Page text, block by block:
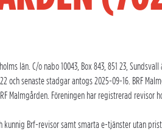
län. C/o nabo 10043, Box 843, 851 23,
och senaste stadgar antogs 2025-09-16. BRF
Malmgården. Föreningen har registrerad revisor
kunnig Brf-revisor samt smarta e-tjänster utan